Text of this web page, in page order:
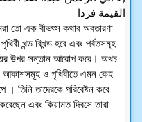
القيمة فردا
তো এক বীভৎস কথার অবতারণা
খন্ড বিখন্ড হবে এবং পর্বতসমূহ
উপর সন্তান আরোপ করে। অথচ
ও পৃথিবীতে এমন কেহ
। তিনি তাদেরকে পরিবেষ্টন করে
এবং কিয়ামত দিবসে তারা